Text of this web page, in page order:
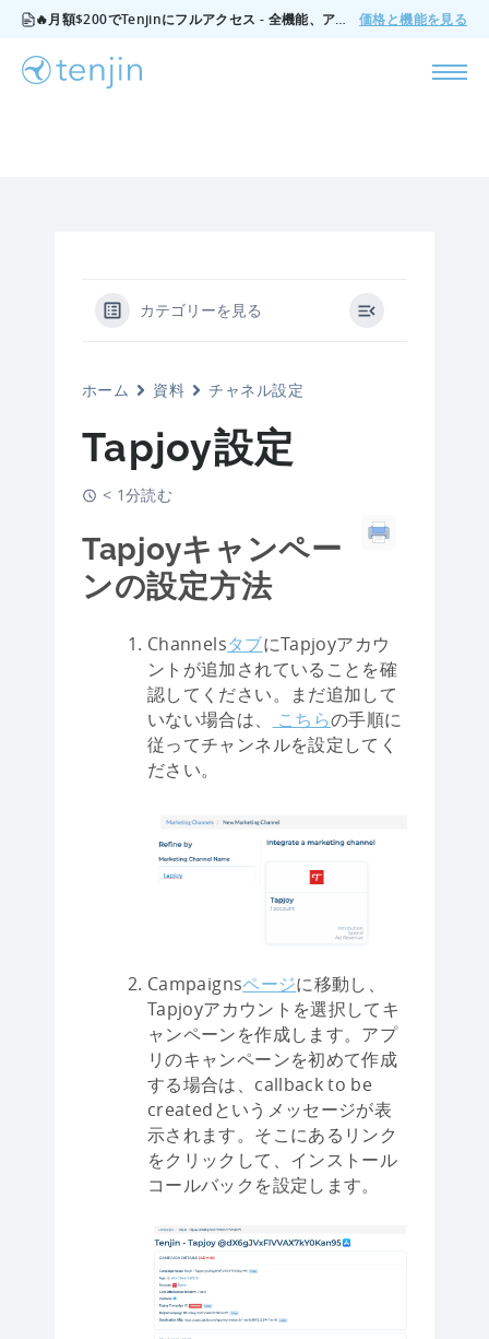
🔥月額$200でTenjinにフルアクセス - 全機能、アドオンなし、いつでもキャンセル可能。 価格と機能を見る
カテゴリーを見る
ホーム 資料 チャネル設定
Tapjoy設定
< 1分読む
Tapjoyキャンペー
ンの設定方法
ChannelsタブにTapjoyアカウ
ントが追加されていることを確
認してください。まだ追加して
いない場合は、
こちらの手順に
従ってチャンネルを設定してく
ださい。
Campaignsページに移動し、
Tapjoyアカウントを選択してキ
ャンペーンを作成します。アプ
リのキャンペーンを初めて作成
する場合は、callback to be
createdというメッセージが表
示されます。そこにあるリンク
をクリックして、インストール
コールバックを設定します。